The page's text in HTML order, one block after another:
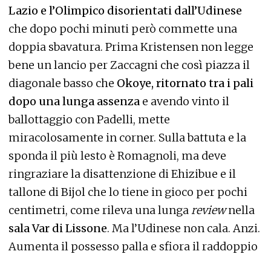
Lazio e l’Olimpico disorientati dall’Udinese
che dopo pochi minuti però commette una
doppia sbavatura. Prima Kristensen non legge
bene un lancio per Zaccagni che così piazza il
diagonale basso che Okoye, ritornato tra i pali
dopo una lunga assenza e avendo vinto il
ballottaggio con Padelli, mette
miracolosamente in corner. Sulla battuta e la
sponda il più lesto è Romagnoli, ma deve
ringraziare la disattenzione di Ehizibue e il
tallone di Bijol che lo tiene in gioco per pochi
centimetri, come rileva una lungareviewnella
sala Var di Lissone. Ma l’Udinese non cala. Anzi.
Aumenta il possesso palla e sfiora il raddoppio